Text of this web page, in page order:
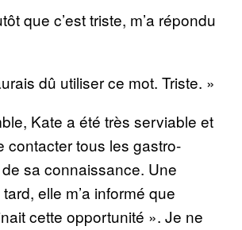
que c’est triste, m’a répondu
dû utiliser ce mot. Triste. »
Kate a été très serviable et
contacter tous les gastro-
sa connaissance. Une
elle m’a informé que
cette opportunité ». Je ne